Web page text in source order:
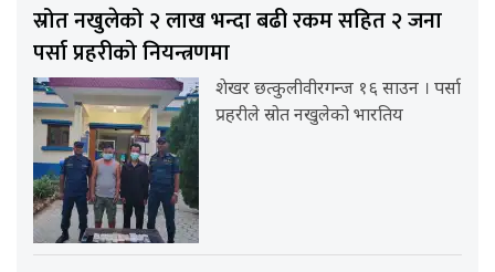
स्रोत नखुलेको २ लाख भन्दा बढी रकम सहित २ जना
पर्सा प्रहरीको नियन्त्रणमा
शेखर छत्कुलीवीरगन्ज १६ साउन । पर्सा
प्रहरीले स्रोत नखुलेको भारतिय